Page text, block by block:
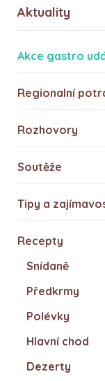
Aktuality
Akce gastro
Regionalní
Rozhovory
Soutěže
Tipy a
Recepty
Snídaně
Předkrmy
Polévky
Hlavní chod
Dezerty